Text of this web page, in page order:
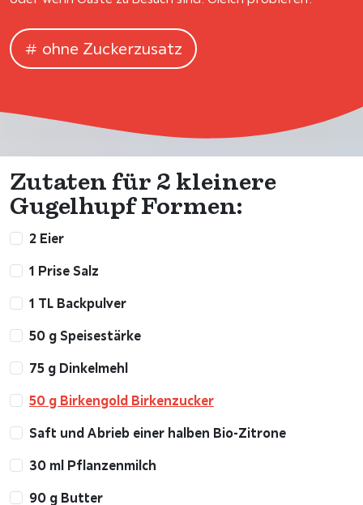
ohne Zuckerzusatz
Zutaten für 2 kleinere
Gugelhupf Formen:
2 Eier
1 Prise Salz
1 TL Backpulver
50 g Speisestärke
75 g Dinkelmehl
50 g Birkengold Birkenzucker
Saft und Abrieb einer halben Bio-Zitrone
30 ml Pflanzenmilch
90 g Butter